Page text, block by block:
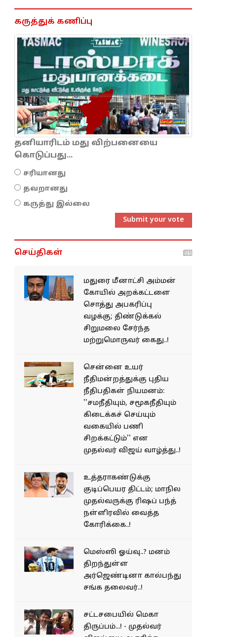
கருத்துக் கணிப்பு
தனியாரிடம் மது விற்பனையை
கொடுப்பது...
சரியானது
தவறானது
கருத்து இல்லை
Submit your vote
செய்திகள்
மதுரை மீனாட்சி அம்மன்
கோயில் அறக்கட்டளை
சொத்து அபகரிப்பு
வழக்கு; திண்டுக்கல்
சிறுமலை சேர்ந்த
மற்றுமொருவர் கைது..!
சென்னை உயர்
நீதிமன்றத்துக்கு புதிய
நீதிபதிகள் நியமனம்:
''சமநீதியும், சமூகநீதியும்
கிடைக்கச் செய்யும்
வகையில் பணி
சிறக்கட்டும்'' என
முதல்வர் விஜய் வாழ்த்து..!
உத்தராகண்டுக்கு
குடிப்பெயர திட்டம்; மாநில
முதல்வருக்கு ரிஷப் பந்த்
நள்ளிரவில் வைத்த
கோரிக்கை..!
மெஸ்ஸி ஓய்வு..? மனம்
திறந்துள்ள
அர்ஜெண்டினா கால்பந்து
சங்க தலைவர்..!
சட்டசபையில் மெகா
திருப்பம்...! - முதல்வர்